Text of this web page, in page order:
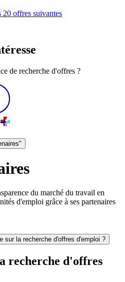
offres suivantes
de recherche d'offres ?
du marché du travail en
d'emploi grâce à ses partenaires
sur la recherche d'offres d'emploi ?
recherche d'offres